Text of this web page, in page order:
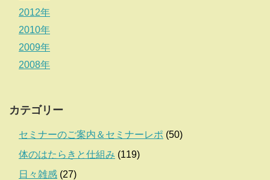
2012年
2010年
2009年
2008年
カテゴリー
セミナーのご案内＆セミナーレポ (50)
体のはたらきと仕組み (119)
日々雑感 (27)